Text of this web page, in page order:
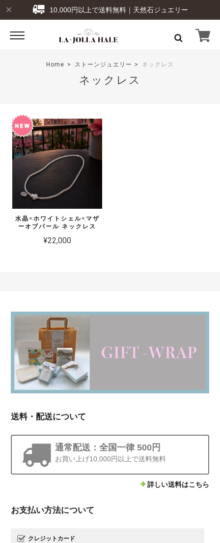
10,000円以上で送料無料｜天然石ジュエリー
Home ストーンジュエリー ネックレス
ネックレス
水晶×ホワイトシェル×マザ
ーオブパール ネックレス
¥22,000
送料・配送について
通常配送：全国一律 500円
お買い上げ10,000円以上で送料無料
詳しい送料はこちら
お支払い方法について
クレジットカード